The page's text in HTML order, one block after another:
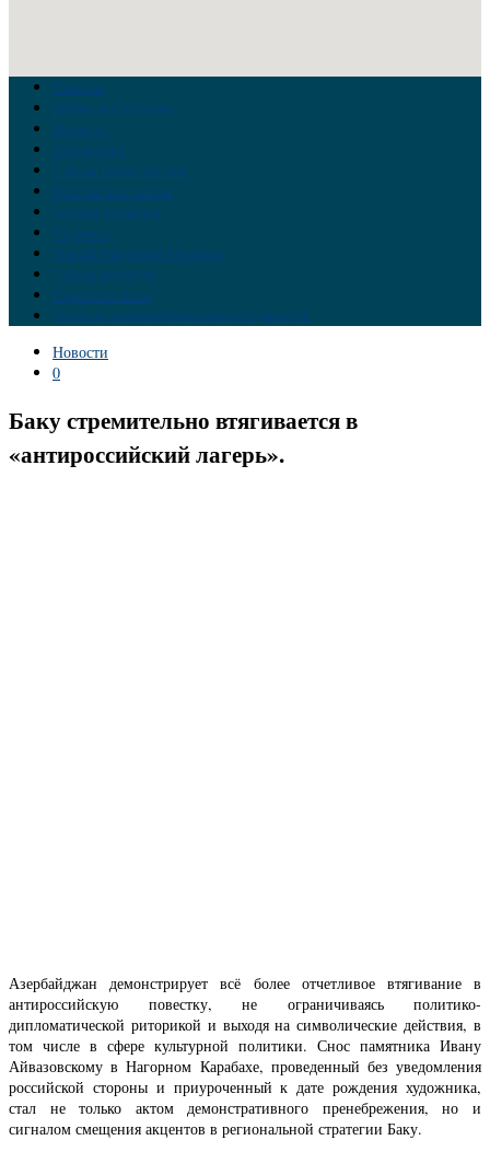
Главная
Война на Украине
Новости
Аналитика
Тайны Геополитики
Российские элиты
Теория заговора
Украина
Новый Мировой Порядок
Тайны истории
Обратная связь
Правила комментирования материалов
Новости
0
Баку стремительно втягивается в
«антироссийский лагерь».
Азербайджан демонстрирует всё более отчетливое втягивание в
антироссийскую повестку, не ограничиваясь политико-
дипломатической риторикой и выходя на символические действия, в
том числе в сфере культурной политики. Снос памятника Ивану
Айвазовскому в Нагорном Карабахе, проведенный без уведомления
российской стороны и приуроченный к дате рождения художника,
стал не только актом демонстративного пренебрежения, но и
сигналом смещения акцентов в региональной стратегии Баку.